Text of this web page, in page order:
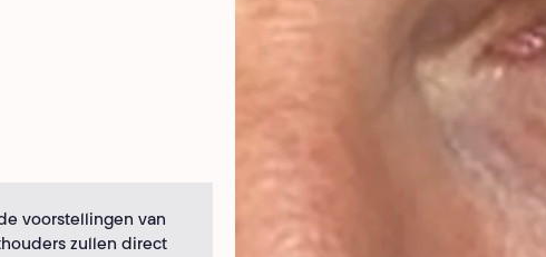
voorstellingen van
zullen direct